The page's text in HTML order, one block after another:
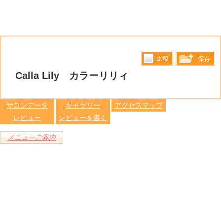
Calla Lily カラーリリィ
サロンデータ ギャラリー
アクセスマップ
レビュー
レビューを書く
メニューご案内